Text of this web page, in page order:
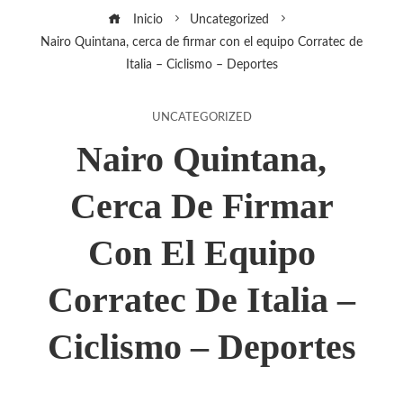
Inicio
Uncategorized
Nairo Quintana, cerca de firmar con el equipo Corratec de
Italia – Ciclismo – Deportes
UNCATEGORIZED
Nairo Quintana,
Cerca De Firmar
Con El Equipo
Corratec De Italia –
Ciclismo – Deportes